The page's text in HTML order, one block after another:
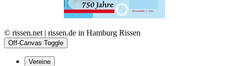
© rissen.net | rissen.de in Hamburg Rissen
Off-Canvas Toggle
Vereine